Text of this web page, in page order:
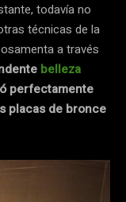
todavía no
técnicas de la
a través
belleza
perfectamente
placas de bronce